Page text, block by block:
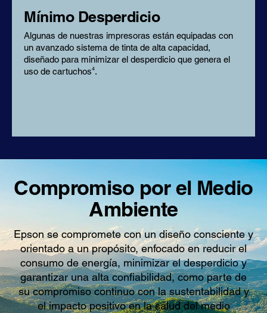
53% menos de residuos que las
impresoras láser a color
Mínimo Desperdicio
Algunas de nuestras impresoras están equipadas con
un avanzado sistema de tinta de alta capacidad,
diseñado para minimizar el desperdicio que genera el
uso de cartuchos4.
Compromiso por el Medio
Ambiente
Epson se compromete con un diseño consciente y
orientado a un propósito, enfocado en reducir el
consumo de energía, minimizar el desperdicio y
garantizar una alta confiabilidad, como parte de
su compromiso continuo con la sustentabilidad y
el impacto positivo en la salud del medio